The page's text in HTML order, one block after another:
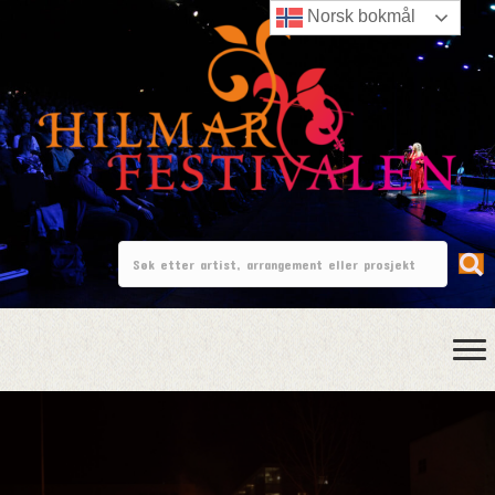
Norsk bokmål